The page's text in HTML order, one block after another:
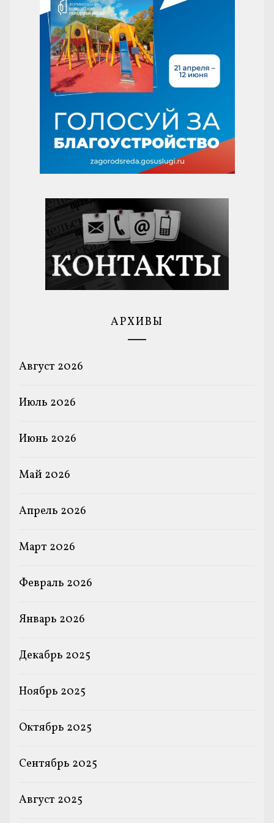
АРХИВЫ
Август 2026
Июль 2026
Июнь 2026
Май 2026
Апрель 2026
Март 2026
Февраль 2026
Январь 2026
Декабрь 2025
Ноябрь 2025
Октябрь 2025
Сентябрь 2025
Август 2025